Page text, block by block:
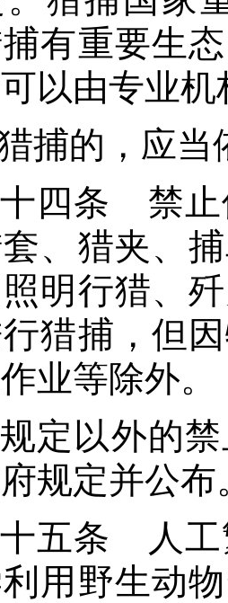
有重要生
以由专业
捕的，应当
四条 禁止
、猎夹、
明行猎、
猎捕，但
业等除外。
定以外的
规定并公布
五条 人工
用野生动